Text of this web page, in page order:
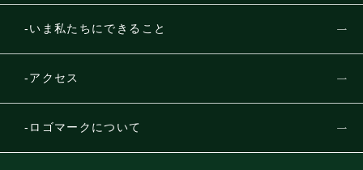
いま私たちにできること
アクセス
ロゴマークについて